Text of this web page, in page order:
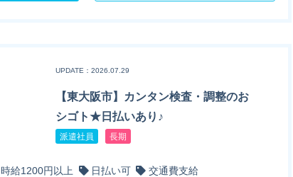
UPDATE：2026.07.29
【東大阪市】カンタン検査・調整のお
シゴト★日払いあり♪
派遣社員 長期
時給1200円以上 日払い可
交通費支給